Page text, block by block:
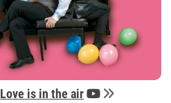
Love is in the air